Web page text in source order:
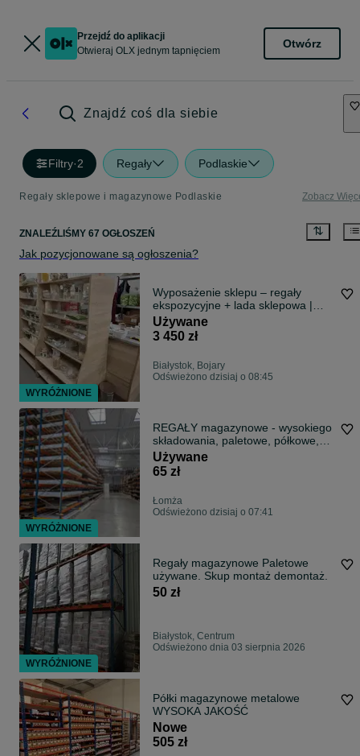
Przejdź do aplikacji
Otwieraj OLX jednym tapnięciem
Otwórz
Znajdź coś dla siebie
Filtry·2 Regały Podlaskie
Regały sklepowe i magazynowe Podlaskie Zobacz
ZNALEŹLIŚMY 67 OGŁOSZEŃ
Jak pozycjonowane są ogłoszenia?
Wyposażenie sklepu – regały
ekspozycyjne + lada sklepowa |
Białystok
Używane
3 450 zł
Białystok, Bojary
Odświeżono dzisiaj o 08:45
REGAŁY magazynowe - wysokiego
składowania, paletowe, półkowe,
ramy - trawersy do warsztatów, do
hal, stoły warsztatowe
Używane
65 zł
Łomża
Odświeżono dzisiaj o 07:41
Regały magazynowe Paletowe
używane. Skup montaż demontaż.
50 zł
Białystok, Centrum
Odświeżono dnia 03 sierpnia 2026
Półki magazynowe metalowe
WYSOKA JAKOŚĆ
Nowe
505 zł
WYRÓŻNIONE
WYRÓŻNIONE
WYRÓŻNIONE